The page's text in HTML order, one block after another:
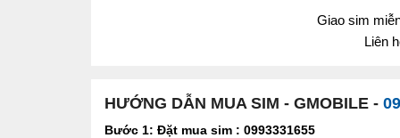
Giao sim
Liên
HƯỚNG DẪN MUA SIM - GMOBILE -
Bước 1: Đặt mua sim : 0993331655